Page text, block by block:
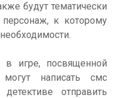
будут тематически
к которому
в игре, посвященной
написать смс
отправить